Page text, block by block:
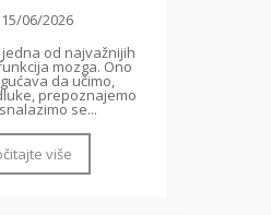
15/06/2026
od najvažnijih
mozga. Ono
da učimo,
prepoznajemo
se...
više